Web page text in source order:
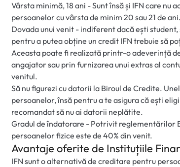
Vârsta minimă, 18 ani - Sunt însă și IFN care nu
persoanelor cu vârsta de minim 20 sau 21 de ani.
Dovada unui venit - indiferent dacă ești
pentru a putea obține un credit IFN trebuie să
Aceasta poate fi realizată printr-o adeverință
angajator sau prin furnizarea unui extras al
venitul.
Să nu figurezi cu datorii la Biroul de Credite.
persoanelor, însă pentru a te asigura că ești
recomandat să nu ai datorii neplătite.
Gradul de îndatorare - Potrivit reglementărilor
persoanelor fizice este de 40% din venit.
Avantaje oferite de Instituțiile
IFN sunt o alternativă de creditare pentru